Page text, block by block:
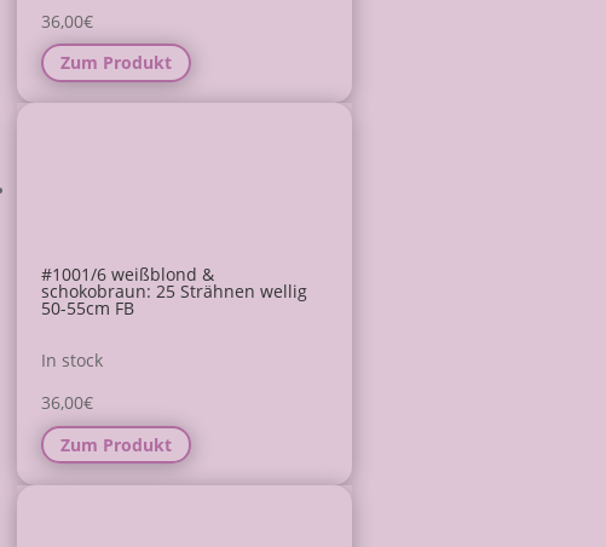
36,00€
Zum Produkt
#1001/6 weißblond &
schokobraun: 25 Strähnen wellig
50-55cm FB
In stock
36,00€
Zum Produkt